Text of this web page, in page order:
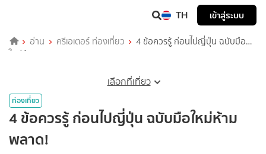
TH เข้าสู่ระบบ
อ่าน ครีเอเตอร์ ท่องเที่ยว
4 ข้อควรรู้ ก่อนไปญี่ปุ่น ฉบับมือ
ใหม่ห้ามพลาด!
เลือกที่เที่ยว
ท่องเที่ยว
4 ข้อควรรู้ ก่อนไปญี่ปุ่น ฉบับมือใหม่ห้าม
พลาด!